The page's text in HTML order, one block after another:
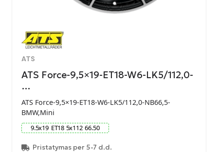
ATS
ATS Force-9,5×19-ET18-W6-LK5/112,0-
…
ATS Force-9,5×19-ET18-W6-LK5/112,0-NB66,5-
BMW,Mini
9.5x19 ET18 5x112 66.50
Pristatymas per 5-7 d.d.